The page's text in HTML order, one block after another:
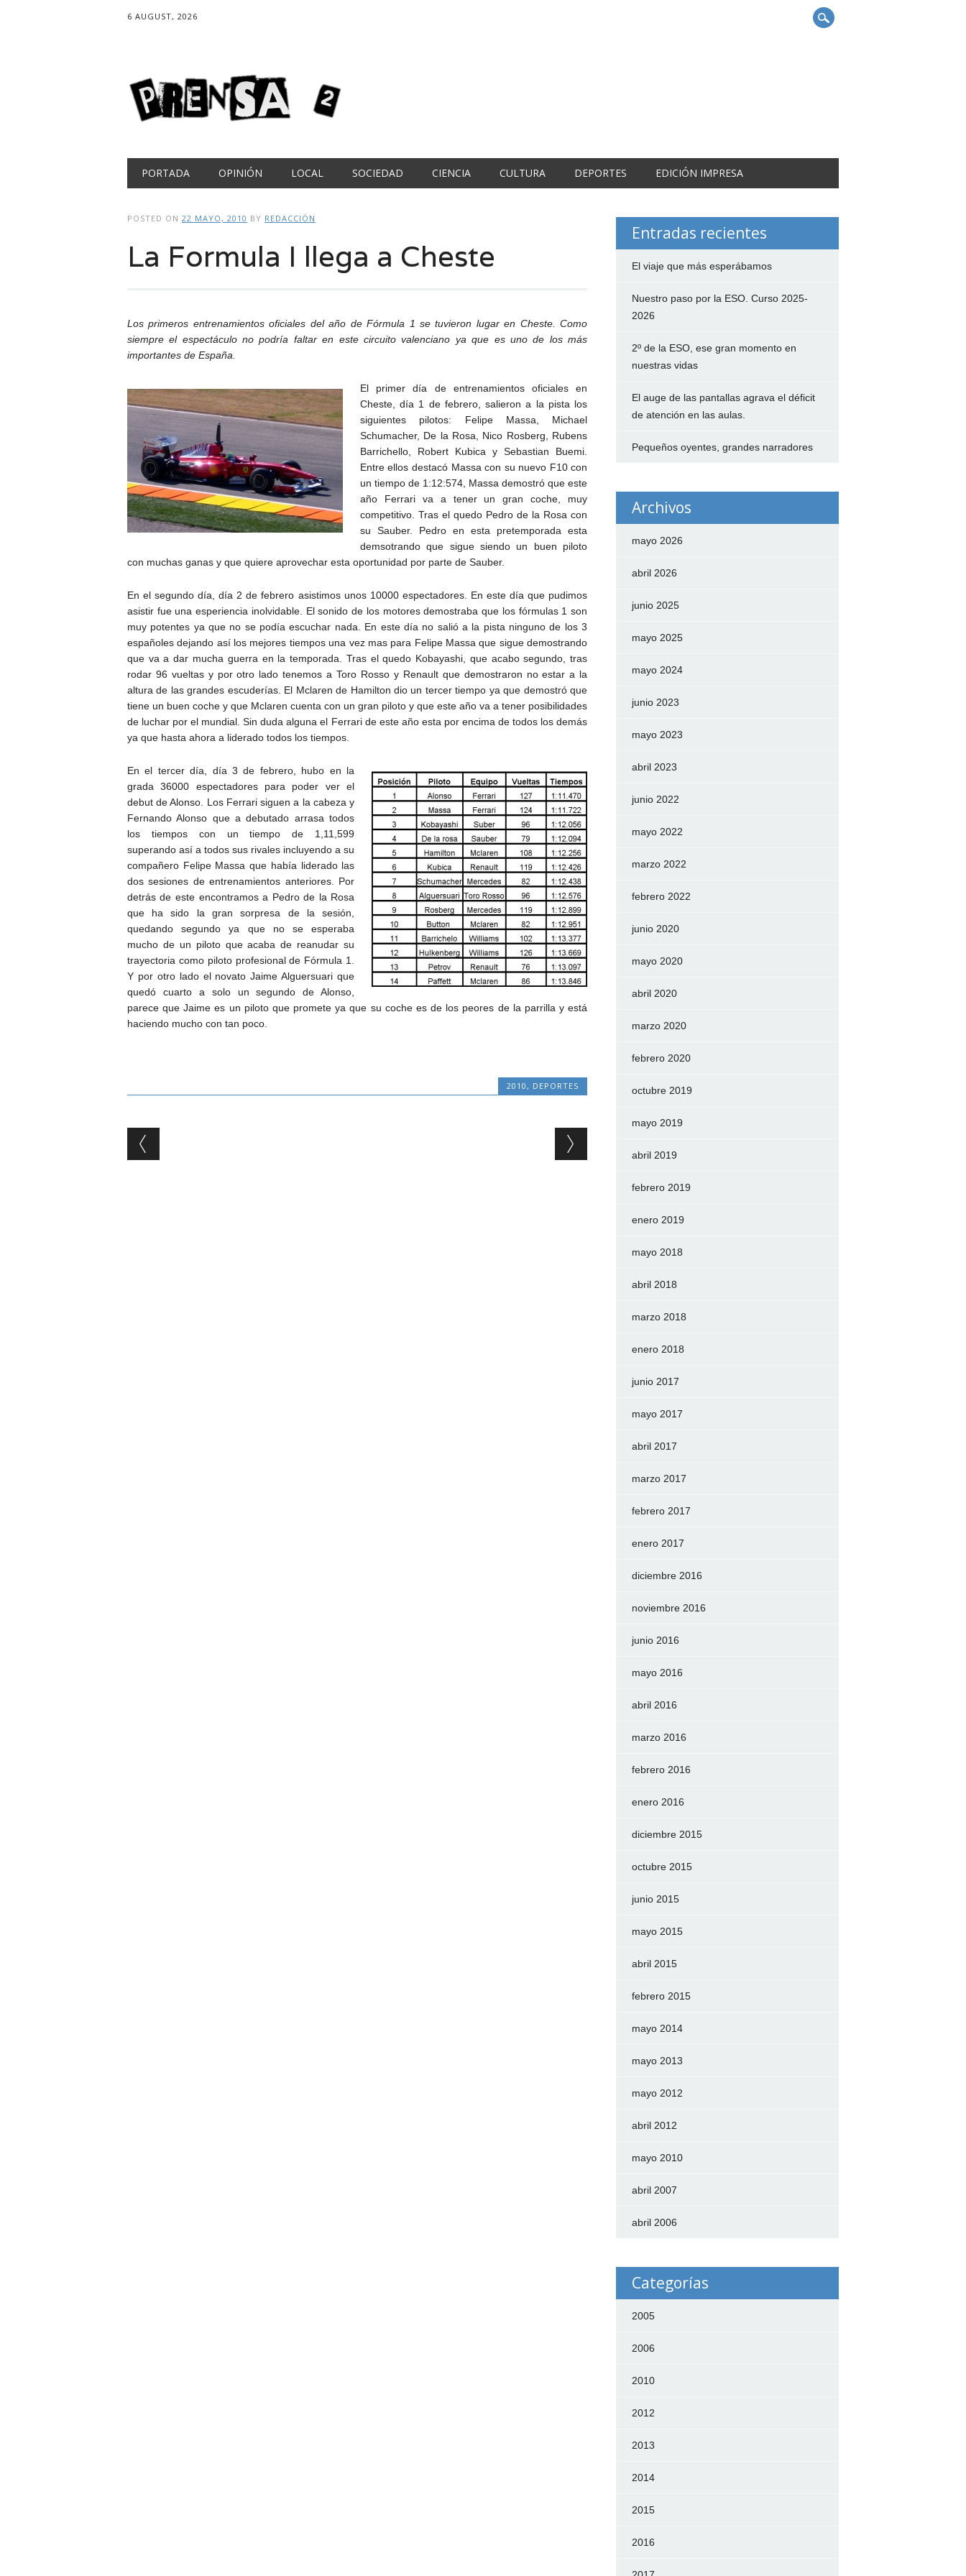
6 AUGUST, 2026
Main menu
PORTADA OPINIÓN LOCAL SOCIEDAD CIENCIA CULTURA DEPORTES EDICIÓN IMPRESA
POSTED ON 22 MAYO, 2010 BY REDACCIÓN
La Formula I llega a Cheste
Los primeros entrenamientos oficiales del año de Fórmula 1 se tuvieron lugar en Cheste. Como
siempre el espectáculo no podría faltar en este circuito valenciano ya que es uno de los más
importantes de España.
El primer día de entrenamientos oficiales en
Cheste, día 1 de febrero, salieron a la pista los
siguientes pilotos: Felipe Massa, Michael
Schumacher, De la Rosa, Nico Rosberg, Rubens
Barrichello, Robert Kubica y Sebastian Buemi.
Entre ellos destacó Massa con su nuevo F10 con
un tiempo de 1:12:574, Massa demostró que este
año Ferrari va a tener un gran coche, muy
competitivo. Tras el quedo Pedro de la Rosa con
su Sauber. Pedro en esta pretemporada esta
demsotrando que sigue siendo un buen piloto
con muchas ganas y que quiere aprovechar esta oportunidad por parte de Sauber.
En el segundo día, día 2 de febrero asistimos unos 10000 espectadores. En este día que pudimos
asistir fue una esperiencia inolvidable. El sonido de los motores demostraba que los fórmulas 1 son
muy potentes ya que no se podía escuchar nada. En este día no salió a la pista ninguno de los 3
españoles dejando así los mejores tiempos una vez mas para Felipe Massa que sigue demostrando
que va a dar mucha guerra en la temporada. Tras el quedo Kobayashi, que acabo segundo, tras
rodar 96 vueltas y por otro lado tenemos a Toro Rosso y Renault que demostraron no estar a la
altura de las grandes escuderías. El Mclaren de Hamilton dio un tercer tiempo ya que demostró que
tiene un buen coche y que Mclaren cuenta con un gran piloto y que este año va a tener posibilidades
de luchar por el mundial. Sin duda alguna el Ferrari de este año esta por encima de todos los demás
ya que hasta ahora a liderado todos los tiempos.
En el tercer día, día 3 de febrero, hubo en la
grada 36000 espectadores para poder ver el
debut de Alonso. Los Ferrari siguen a la cabeza y
Fernando Alonso que a debutado arrasa todos
los tiempos con un tiempo de 1,11,599
superando así a todos sus rivales incluyendo a su
compañero Felipe Massa que había liderado las
dos sesiones de entrenamientos anteriores. Por
detrás de este encontramos a Pedro de la Rosa
que ha sido la gran sorpresa de la sesión,
quedando segundo ya que no se esperaba
mucho de un piloto que acaba de reanudar su
trayectoria como piloto profesional de Fórmula 1.
Y por otro lado el novato Jaime Alguersuari que
quedó cuarto a solo un segundo de Alonso,
parece que Jaime es un piloto que promete ya que su coche es de los peores de la parrilla y está
haciendo mucho con tan poco.
2010, DEPORTES
Post navigation
Entradas recientes
El viaje que más esperábamos
Nuestro paso por la ESO. Curso 2025-
2026
2º de la ESO, ese gran momento en
nuestras vidas
El auge de las pantallas agrava el déficit
de atención en las aulas.
Pequeños oyentes, grandes narradores
Archivos
mayo 2026
abril 2026
junio 2025
mayo 2025
mayo 2024
junio 2023
mayo 2023
abril 2023
junio 2022
mayo 2022
marzo 2022
febrero 2022
junio 2020
mayo 2020
abril 2020
marzo 2020
febrero 2020
octubre 2019
mayo 2019
abril 2019
febrero 2019
enero 2019
mayo 2018
abril 2018
marzo 2018
enero 2018
junio 2017
mayo 2017
abril 2017
marzo 2017
febrero 2017
enero 2017
diciembre 2016
noviembre 2016
junio 2016
mayo 2016
abril 2016
marzo 2016
febrero 2016
enero 2016
diciembre 2015
octubre 2015
junio 2015
mayo 2015
abril 2015
febrero 2015
mayo 2014
mayo 2013
mayo 2012
abril 2012
mayo 2010
abril 2007
abril 2006
Categorías
2005
2006
2010
2012
2013
2014
2015
2016